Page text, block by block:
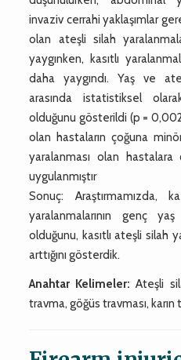
invaziv cerrahi yaklaşımlar
olan ateşli silah
yaygınken, kasıtlı
daha yaygındı. Yaş ve
arasında istatistiksel
olduğunu gösterildi (p =
olan hastaların çoğuna
yaralanması olan
uygulanmıştır
Sonuç:
yaralanmalarının genç
olduğunu, kasıtlı ateşli silah
arttığını gösterdik.
Anahtar Kelimeler: Ateşli
travma, göğüs travması, karın